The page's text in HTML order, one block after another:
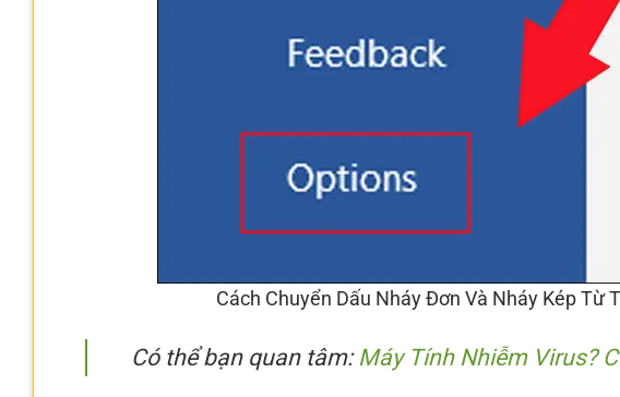
Cách Chuyển Dấu Nháy Đơn Và Nháy Kép Từ
Có thể bạn quan tâm: Máy Tính Nhiễm Virus?